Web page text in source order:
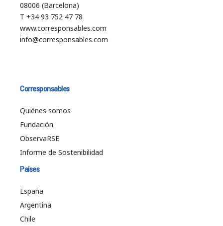
08006 (Barcelona)
T +34 93 752 47 78
www.corresponsables.com
info@corresponsables.com
Corresponsables
Quiénes somos
Fundación
ObservaRSE
Informe de Sostenibilidad
Países
España
Argentina
Chile